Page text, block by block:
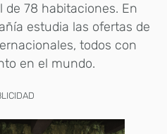
78 habitaciones. En
estudia las ofertas de
todos con
en el mundo.